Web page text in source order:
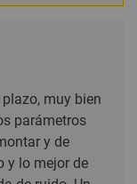
muy bien
parámetros
y de
y lo mejor de